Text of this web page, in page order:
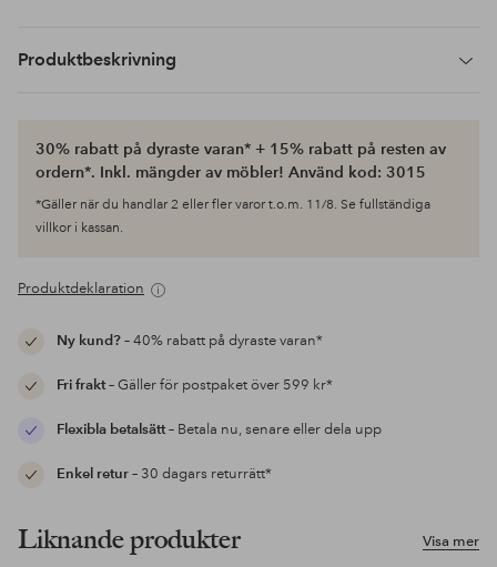
Produktbeskrivning
30% rabatt på dyraste varan* + 15% rabatt på resten av
ordern*. Inkl. mängder av möbler! Använd kod: 3015
*Gäller när du handlar 2 eller fler varor t.o.m. 11/8. Se fullständiga
villkor i kassan.
Produktdeklaration
Ny kund?– 40% rabatt på dyraste varan*
Fri frakt– Gäller för postpaket över 599 kr*
Flexibla betalsätt– Betala nu, senare eller dela upp
Enkel retur– 30 dagars returrätt*
Visa mer
Liknande produkter